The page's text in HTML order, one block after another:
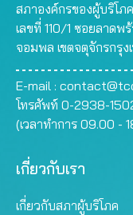
สภาองค์กรของผู้บริโภ
เลขที่ 110/1 ซอยลาด
จอมพล เขตจตุจักรกรุ
E-mail :
โทรศัพท์ 0-2938-
(เวลาทำการ 09.00 -
เกี่ยวกับเรา
เกี่ยวกับสภาผู้บริโภค